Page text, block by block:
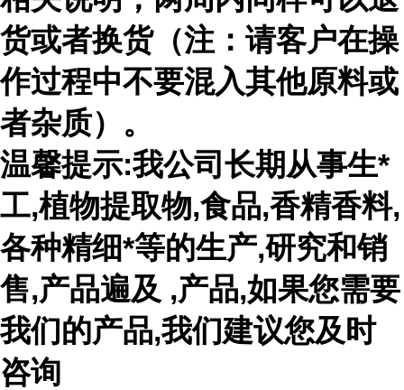
货或者换货（注：请客户在操
作过程中不要混入其他原料或
者杂质）。
温馨提示:我公司长期从事生*
工,植物提取物,食品,香精香料,
各种精细*等的生产,研究和销
售,产品遍及 ,产品,如果您需要
我们的产品,我们建议您及时
咨询